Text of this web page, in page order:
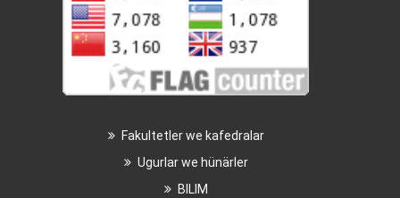
Fakultetler we kafedralar
Ugurlar we hünärler
BILIM